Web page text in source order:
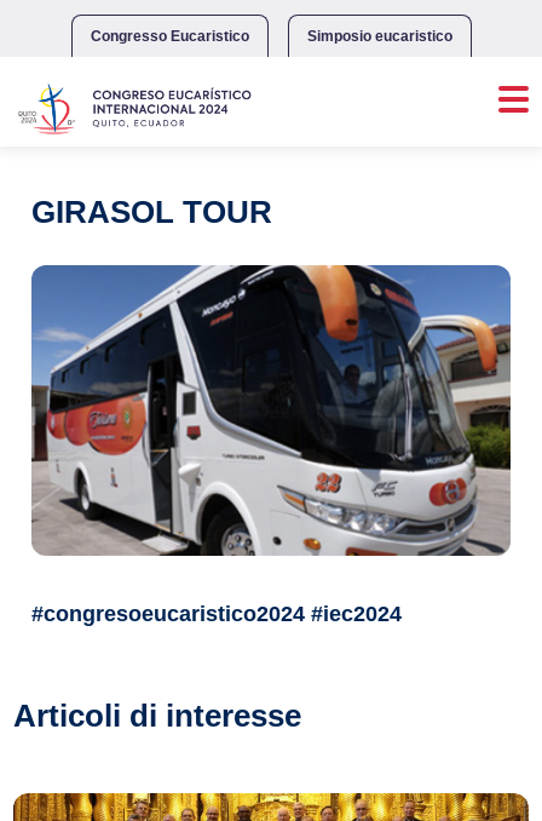
Congresso Eucaristico Simposio eucaristico
GIRASOL TOUR
#congresoeucaristico2024 #iec2024
Articoli di interesse